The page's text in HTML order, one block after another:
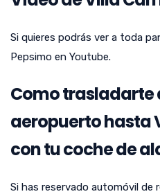
Si quieres podrás ver a toda
Pepsimo en Youtube.
Como trasladarte
aeropuerto hasta
con tu coche de
Si has reservado automóvil de